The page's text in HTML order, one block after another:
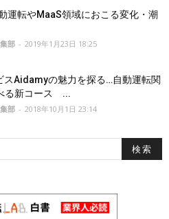
運転やMaaS領域におこる変化・潮
部 - 2019年1月23日 18:25
スAidamyの魅力を探る…自動運転関
る新コース ...
部 - 2018年10月1日 23:14